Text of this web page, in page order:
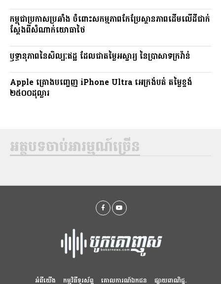
កម្ពុជាប្រកាសប្រឆាំង ចំពោះសកម្មភាពកែប្រែស្ថានភាពដើមលើដីជាក់
ស្តែងពីសំណាក់យោធាថៃ
ឫទ្ធានុភាពនៃសិល្បៈឥដ្ឋ ដែលជាតម្លៃអស្ចារ្យ នៃប្រាសាទក្រវ៉ាន់
Apple គ្រោងបញ្ចេញ iPhone Ultra អេក្រង់បត់ តម្លៃខ្ទង់
២៥០០ដុល្លារ
អត្ថបទចាប់អារម្មណ៍ច្រើន
អំពីយើង កម្មវិធីទូរស័ព្ទ គោលការណ៍ឯកជន ផ្សាយពាណិជ្ជ.